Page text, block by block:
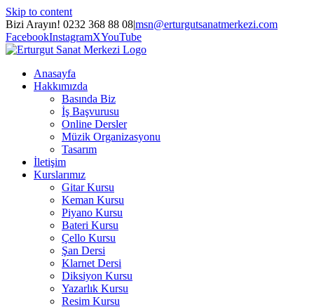
Skip to content
Bizi Arayın! 0232 368 88 08|msn@erturgutsanatmerkezi.com
FacebookInstagramXYouTube
Anasayfa
Hakkımızda
Basında Biz
İş Başvurusu
Online Dersler
Müzik Organizasyonu
Tasarım
İletişim
Kurslarımız
Gitar Kursu
Keman Kursu
Piyano Kursu
Bateri Kursu
Çello Kursu
Şan Dersi
Klarnet Dersi
Diksiyon Kursu
Yazarlık Kursu
Resim Kursu